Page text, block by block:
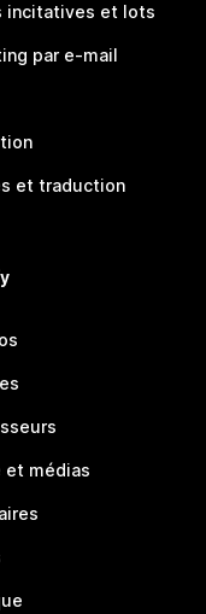
incitatives et lots
par e-mail
et traduction
et médias